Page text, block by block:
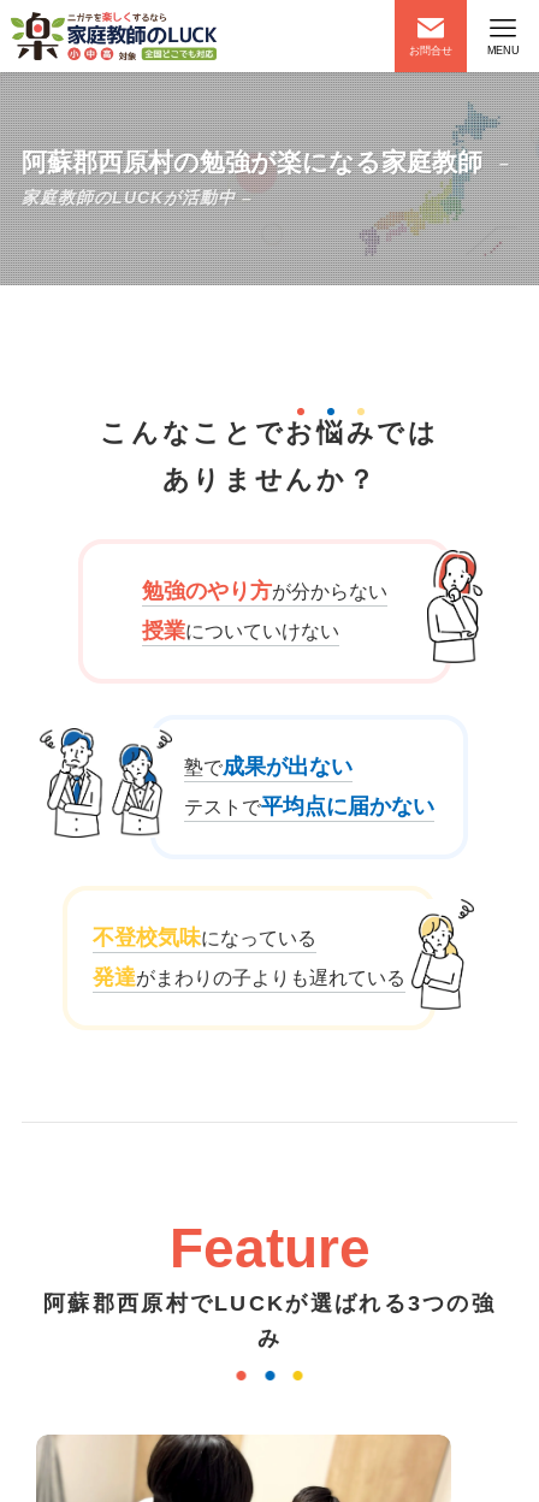
お問合せ MENU
阿蘇郡西原村の勉強が楽になる家庭教師
–
家庭教師のLUCKが活動中 –
こんなことでお悩みでは
ありませんか？
勉強のやり方が分からない
授業についていけない
塾で成果が出ない
テストで平均点に届かない
不登校気味になっている
発達がまわりの子よりも遅れている
Feature
阿蘇郡西原村でLUCKが選ばれる3つの強
み